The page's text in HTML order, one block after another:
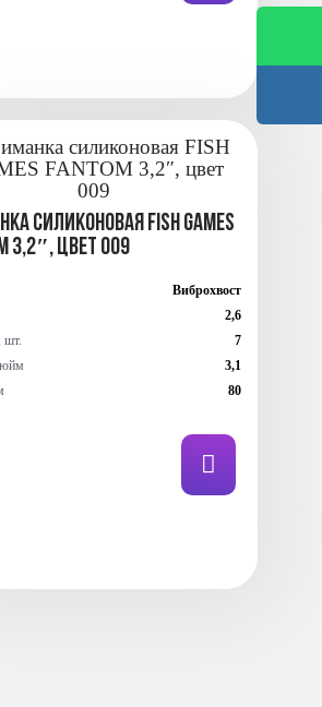
силиконовая FISH GAMES
3,2″, цвет 009
Виброхвост
2,6
шт.
7
3,1
80